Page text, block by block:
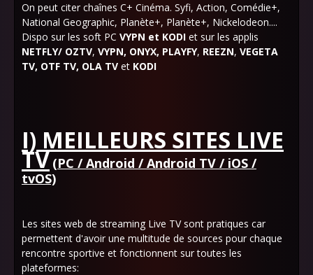
On peut citer chaînes C+ Cinéma. Syfi, Action, Comédie+,
National Geographic, Planète+, Planète+, Nickelodeon....
Dispo sur les soft PC VYPN et KODI et sur les applis
NETFLY/ OZTV, VYPN, ONYX, PLAYFY, REEZN, VEGETA
TV, OTF TV, OLA TV et KODI
I) MEILLEURS SITES LIVE
TV (PC / Android / Android TV / iOS /
tvOS)
Les sites web de streaming Live TV sont pratiques car
permettent d'avoir une multitude de sources pour chaque
rencontre sportive et fonctionnent sur toutes les
plateformes: